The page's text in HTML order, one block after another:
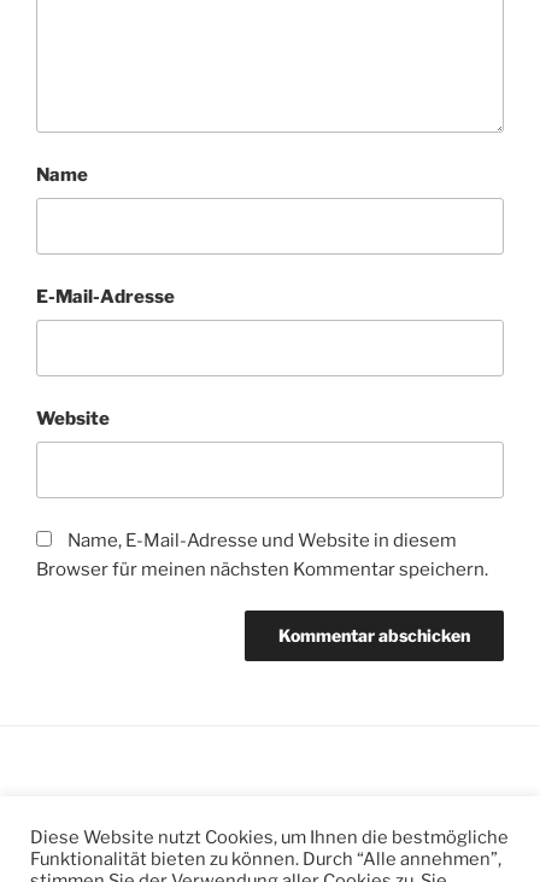
Name
E-Mail-Adresse
Website
Name, E-Mail-Adresse und Website in diesem
Browser für meinen nächsten Kommentar speichern.
nach:
Diese Website nutzt Cookies, um Ihnen die bestmögliche
Funktionalität bieten zu können. Durch “Alle annehmen”,